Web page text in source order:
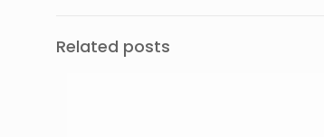
Related posts